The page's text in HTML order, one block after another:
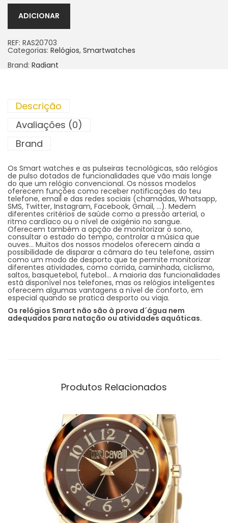
ADICIONAR
REF: RAS20703
Categorias: Relógios, Smartwatches
Brand: Radiant
Descrição
Avaliações (0)
Brand
Os Smart watches e as pulseiras tecnológicas, são relógios
de pulso dotados de funcionalidades que vão mais longe
do que um relógio convencional. Os nossos modelos
oferecem funções como receber notificações do teu
telefone, email e das redes sociais (chamadas, Whatsapp,
SMS, Twitter, Instagram, Facebook, Gmail, …). Medem
diferentes critérios de saúde como a pressão arterial, o
ritmo cardíaco ou o nível de oxigénio no sangue.
Oferecem também a opção de monitorizar o sono,
consultar o estado do tempo, controlar a música que
ouves… Muitos dos nossos modelos oferecem ainda a
possibilidade de disparar a câmara do teu telefone, assim
como um modo de desporto que te permite monitorizar
diferentes atividades, como corrida, caminhada, ciclismo,
saltos, basquetebol, futebol… A maioria das funcionalidades
está disponível nos telefones, mas os relógios inteligentes
oferecem algumas vantagens a nível de conforto, em
especial quando se pratica desporto ou viaja.
Os relógios Smart não são à prova d´água nem
adequados para natação ou atividades aquáticas.
Produtos Relacionados